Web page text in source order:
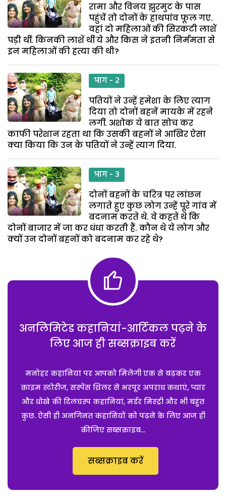
रामा और विनय झुरमुट के पास
पहुंचें तो दोनों के हाथपांव फूल गए.
वहां दो महिलाओं की सिरकटी लाशें
पड़ी थीं. किनकी लाशें थीं ये और किस ने इतनी निर्ममता से
इन महिलाओं की हत्या की थी?
भाग - 2
पतियों ने उन्हें हमेशा के लिए त्याग
दिया तो दोनों बहनें मायके में रहने
लगीं. अशोक ये बात सोच कर
काफी परेशान रहता था कि उसकी बहनों ने आखिर ऐसा
क्या किया कि उन के पतियों ने उन्हें त्याग दिया.
भाग - 3
दोनों बहनों के चरित्र पर लांछन
लगाते हुए कुछ लोग उन्हें पूरे गांव में
बदनाम करते थे. वे कहते थे कि
दोनों बाजार में जा कर धंधा करती हैं. कौन थे ये लोग और
क्यों उन दोनों बहनों को बदनाम कर रहे थे?
अनलिमिटेड कहानियां-आर्टिकल पढ़ने के
लिए आज ही सब्सक्राइब करें
मनोहर कहानियां पर आपको मिलेंगी एक से बढ़कर एक
क्राइम स्टोरीज, सस्पेंस थ्रिलर से भरपूर अपराध कथाएं, प्यार
और धोखे की दिलचस्प कहानियां, मर्डर मिस्ट्री और भी बहुत
कुछ. ऐसी ही अनगिनत कहानियों को पढ़ने के लिए आज ही
कीजिए सब्सक्राइब...
सब्सक्राइब करें